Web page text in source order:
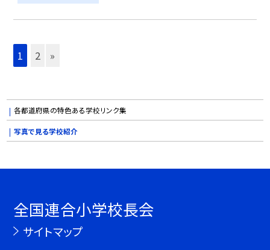
1 2 »
各都道府県の特色ある学校リンク集
写真で見る学校紹介
全国連合小学校長会
サイトマップ